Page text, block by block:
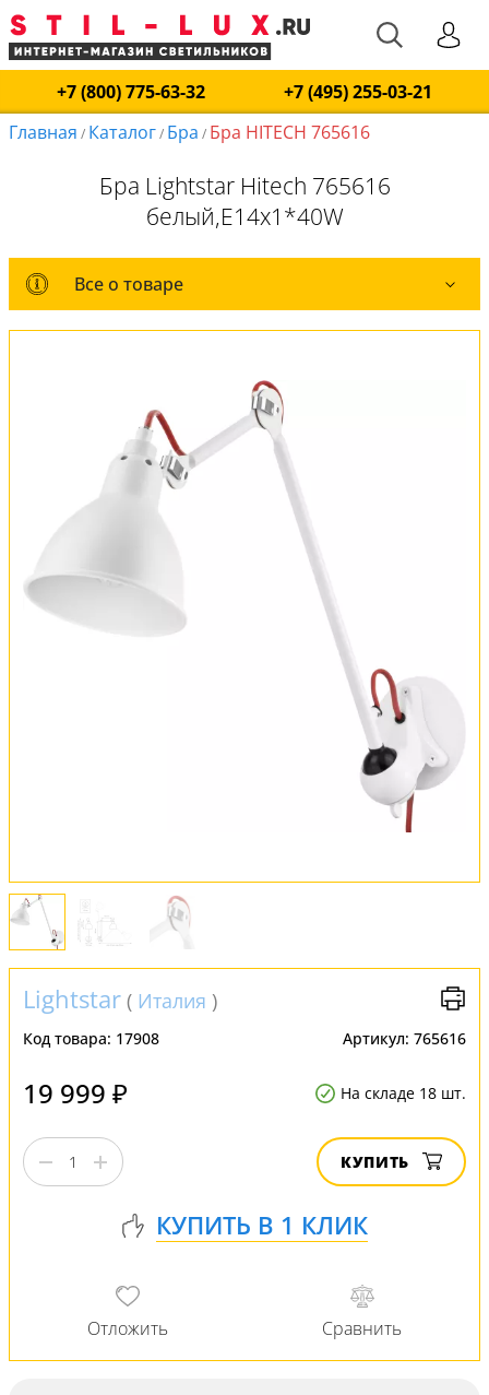
+7 (800) 775-63-32
+7 (495) 255-03-21
Главная / Каталог/ Бра / Бра HITECH 765616
Бра Lightstar Hitech 765616
белый,E14x1*40W
Все о товаре
Все о товаре
Вся коллекция
Оплата и доставка
Установка
Lightstar ( Италия )
Код товара: 17908 Артикул: 765616
19 999 ₽ На складе 18 шт.
КУПИТЬ